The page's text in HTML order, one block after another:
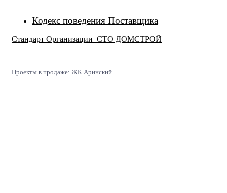
Кодекс поведения Поставщика
Стандарт Организации СТО ДОМСТРОЙ
Проекты в продаже: ЖК Аринский